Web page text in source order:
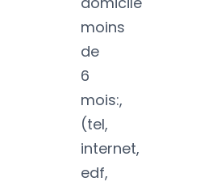
moins
de
6
mois:,
(tel,
internet,
edf,